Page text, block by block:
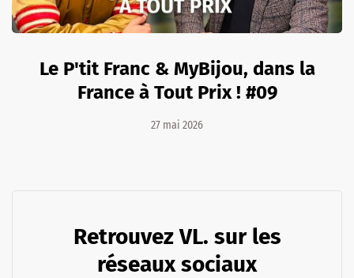
Le P'tit Franc & MyBijou, dans la
France à Tout Prix ! #09
27 mai 2026
Retrouvez VL. sur les
réseaux sociaux